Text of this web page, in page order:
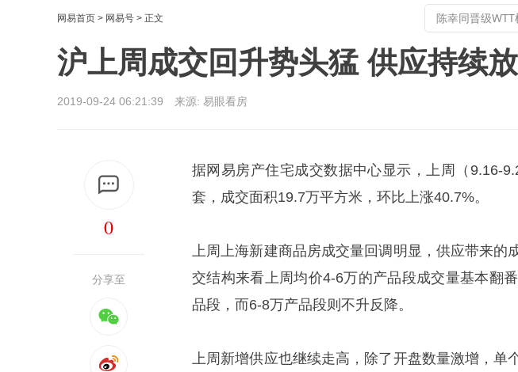
网易首页 > 网易号 > 正文
沪上周成交回升势头猛 供应持续
2019-09-24 06:21:39 来源: 易眼看房
0
分享至
据网易房产住宅成交数据中心显示，上周（9.16-
套，成交面积19.7万平方米，环比上涨40.7%。
上周上海新建商品房成交量回调明显，供应带来的
交结构来看上周均价4-6万的产品段成交量基本翻
品段，而6-8万产品段则不升反降。
上周新增供应也继续走高，除了开盘数量激增，单